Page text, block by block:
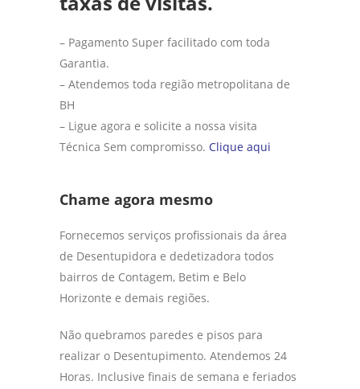
– Pagamento Super facilitado com toda
Garantia.
– Atendemos toda região metropolitana de
BH
– Ligue agora e solicite a nossa visita
Técnica Sem compromisso. Clique aqui
Chame agora mesmo
Fornecemos serviços profissionais da área
de Desentupidora e dedetizadora todos
bairros de Contagem, Betim e Belo
Horizonte e demais regiões.
Não quebramos paredes e pisos para
realizar o Desentupimento. Atendemos 24
Horas. Inclusive finais de semana e feriados